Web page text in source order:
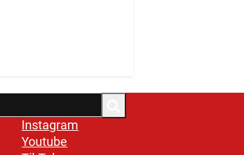
Instagram
Youtube